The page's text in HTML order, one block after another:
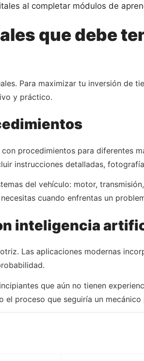
al completar módulos de
que debe
Para maximizar tu inversión de
y práctico.
procedimientos para diferentes
instrucciones detalladas,
del vehículo: motor,
cuando enfrentas un
inteligencia
Las aplicaciones modernas
que aún no tienen
el proceso que seguiría un mecánico